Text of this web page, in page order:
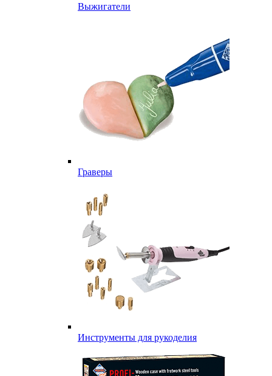
Выжигатели
Граверы
Инструменты для рукоделия